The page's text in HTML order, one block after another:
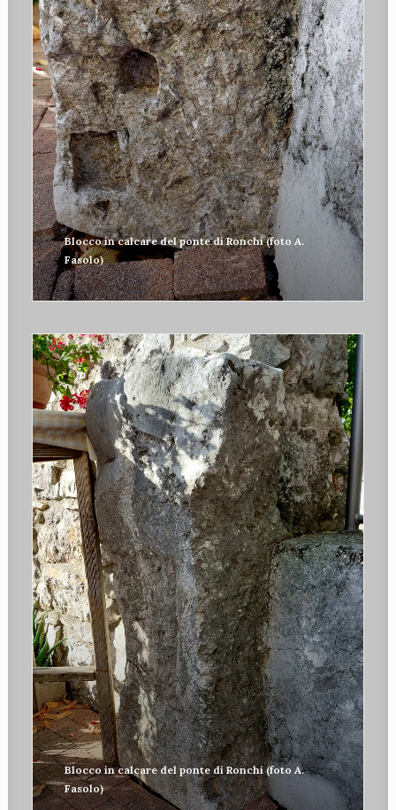
Blocco in calcare del ponte di Ronchi (foto A.
Fasolo)
Blocco in calcare del ponte di Ronchi (foto A.
Fasolo)